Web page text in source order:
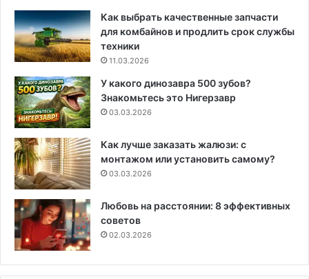
Как выбрать качественные запчасти
для комбайнов и продлить срок службы
техники
11.03.2026
У какого динозавра 500 зубов?
Знакомьтесь это Нигерзавр
03.03.2026
Как лучше заказать жалюзи: с
монтажом или установить самому?
03.03.2026
Любовь на расстоянии: 8 эффективных
советов
02.03.2026